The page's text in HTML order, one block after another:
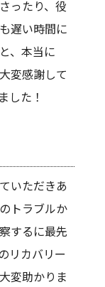
ったり、役
遅い時間に
、本当に
変感謝して
した！
いただきあ
トラブルか
するに最先
リカバリー
変助かりま